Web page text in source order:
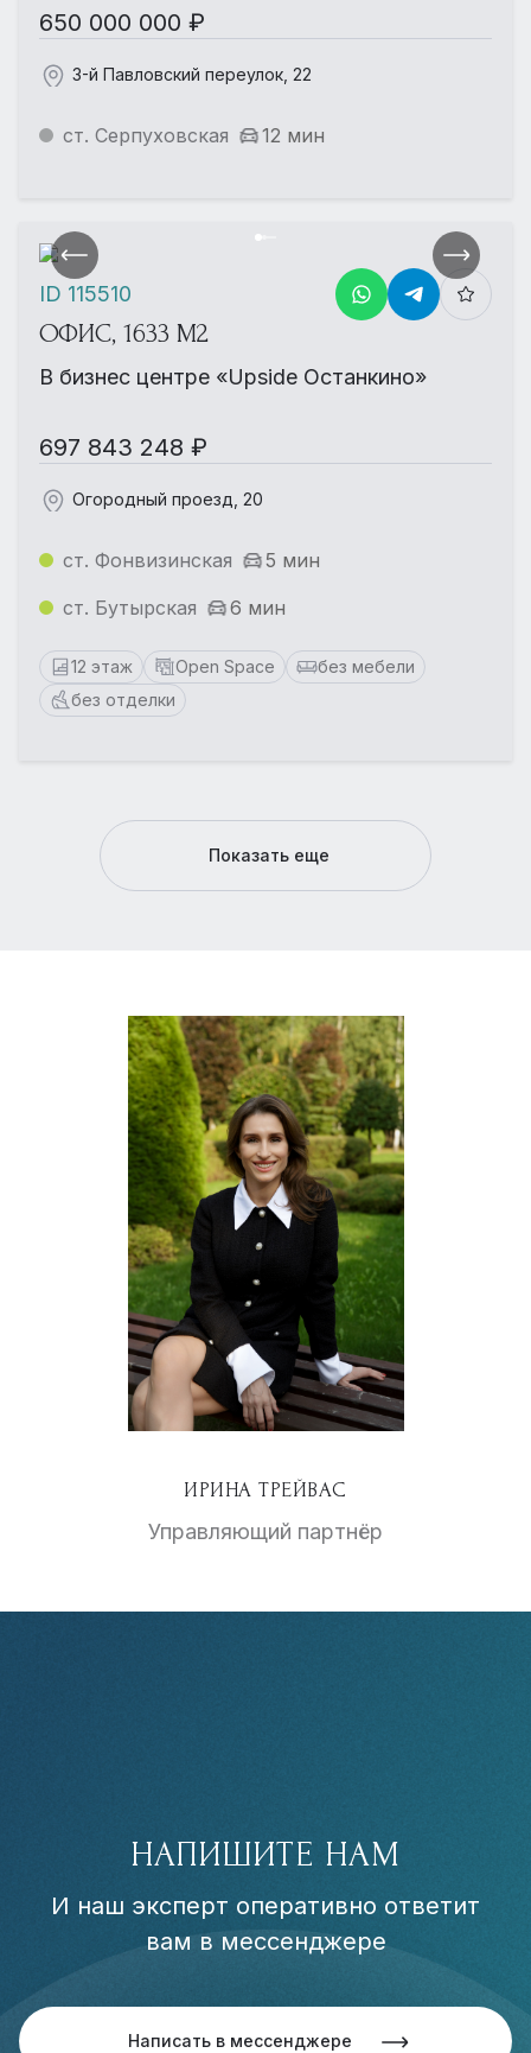
650 000 000 ₽
3-й Павловский переулок, 22
ст. Серпуховская 12 мин
ОФИС, 1633 М2
В бизнес центре «Upside Останкино»
697 843 248 ₽
Огородный проезд, 20
ст. Фонвизинская
5 мин
ст. Бутырская
6 мин
12 этаж Open Space
без мебели
без отделки
ID 115510
Показать еще
ИРИНА ТРЕЙВАС
Управляющий партнёр
НАПИШИТЕ НАМ
И наш эксперт оперативно ответит
вам в мессенджере
Написать в мессенджере